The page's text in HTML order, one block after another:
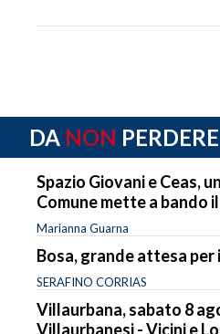
DA NON PERDERE
Spazio Giovani e Ceas,
Comune mette a bando
Marianna Guarna
Bosa, grande attesa
SERAFINO CORRIAS
Villaurbana, sabato 8
Villaurbanesi - Vicini e